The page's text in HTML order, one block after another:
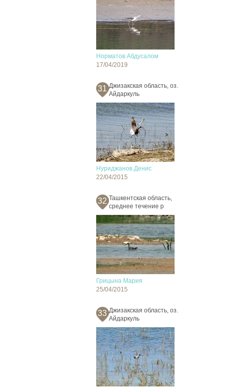
Норматов Абдусалом
17/04/2019
31 Джизакская область, оз.
Айдаркуль
Нуриджанов Денис
22/04/2015
32 Ташкентская область,
среднее течение р
Грицына Мария
25/04/2015
33 Джизакская область, оз.
Айдаркуль